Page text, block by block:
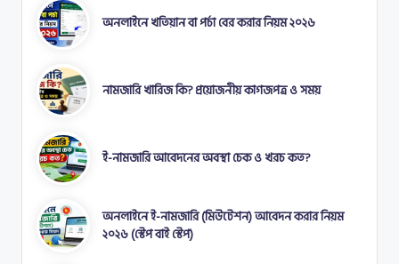
অনলাইনে খতিয়ান বা পর্চা বের করার নিয়ম ২০২৬
নামজারি খারিজ কি? প্রয়োজনীয় কাগজপত্র ও সময়
ই-নামজারি আবেদনের অবস্থা চেক ও খরচ কত?
অনলাইনে ই-নামজারি (মিউটেশন) আবেদন করার নিয়ম
২০২৬ (স্টেপ বাই স্টেপ)